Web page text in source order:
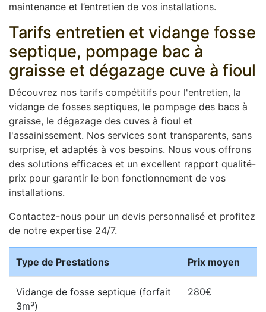
maintenance et l’entretien de vos installations.
Tarifs entretien et vidange fosse
septique, pompage bac à
graisse et dégazage cuve à fioul
Découvrez nos tarifs compétitifs pour l'entretien, la
vidange de fosses septiques, le pompage des bacs à
graisse, le dégazage des cuves à fioul et
l'assainissement. Nos services sont transparents, sans
surprise, et adaptés à vos besoins. Nous vous offrons
des solutions efficaces et un excellent rapport qualité-
prix pour garantir le bon fonctionnement de vos
installations.
Contactez-nous pour un devis personnalisé et profitez
de notre expertise 24/7.
Type de Prestations Prix moyen
Vidange de fosse septique (forfait
3m³)
280€